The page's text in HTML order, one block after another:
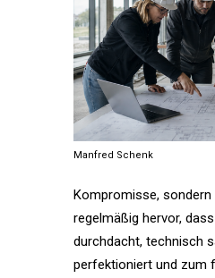
Manfred Schenk
Kompromisse, sondern
regelmäßig hervor,
durchdacht, technisch
perfektioniert und zum